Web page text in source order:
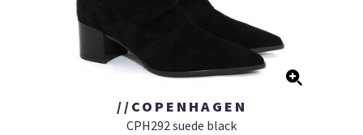
//COPENHAGEN
CPH292 suede black